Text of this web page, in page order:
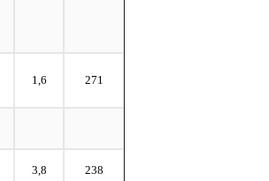
1,6 271
3,8 238